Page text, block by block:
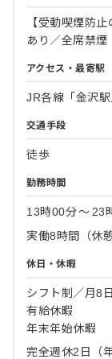
【受動喫煙防止
あり／全席禁煙
アクセス・最寄駅
JR各線「金沢
交通手段
徒歩
勤務時間
13時00分〜 23
実働8時間（休
休日・休暇
シフト制／月8
有給休暇
年末年始休暇
完全週休2日（